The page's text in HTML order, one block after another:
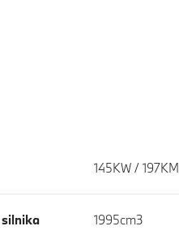
145KW / 197KM
silnika 1995cm3